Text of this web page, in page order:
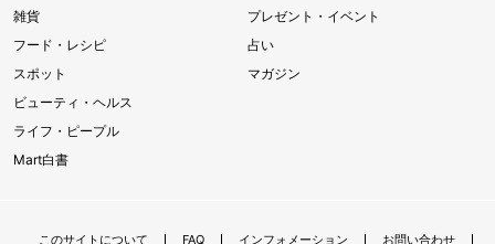
雑貨
フード・レシピ
スポット
ビューティ・ヘルス
ライフ・ピープル
Mart白書
プレゼント・イベント
占い
マガジン
このサイトについて FAQ インフォメーション お問い合わせ